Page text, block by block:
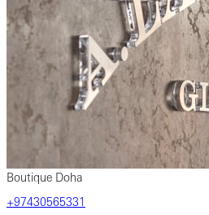
Boutique Doha
+97430565331